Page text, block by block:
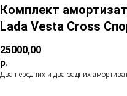
Комплект
Lada Vesta Cross
25000,00
р.
Два передних и два задних